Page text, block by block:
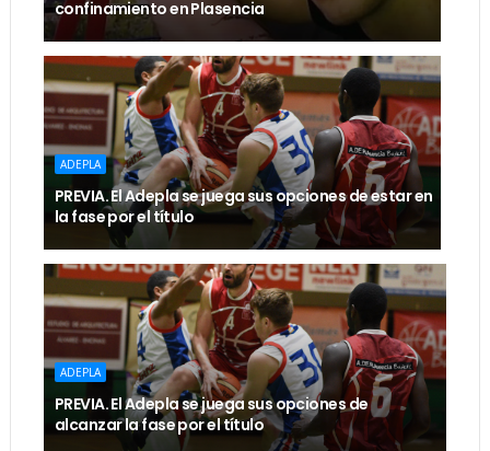
confinamiento en Plasencia
ADEPLA
PREVIA. El Adepla se juega sus opciones de estar en
la fase por el título
ADEPLA
PREVIA. El Adepla se juega sus opciones de
alcanzar la fase por el título